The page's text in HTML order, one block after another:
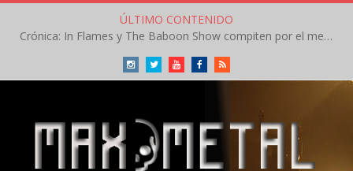
ÚLTIMO CONTENIDO
Crónica: In Flames y The Baboon Show compiten por el mejor concierto del día en el Leyendas del Rock – Viernes – Agosto 2026
InstagramTwitterYoutubeFacebookRSS